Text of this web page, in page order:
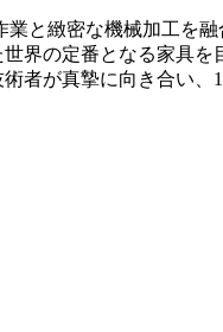
と緻密な機械加工を
界の定番となる家具
者が真摯に向き合い